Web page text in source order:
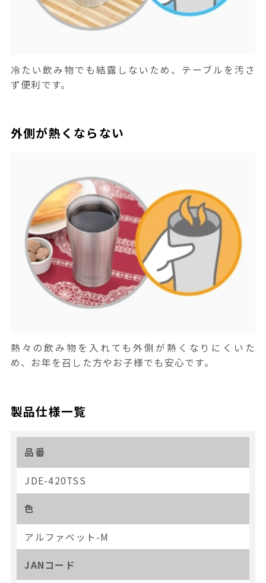
冷たい飲み物でも結露しないため、テーブルを汚さ
ず便利です。
外側が熱くならない
熱々の飲み物を入れても外側が熱くなりにくいた
め、お年を召した方やお子様でも安心です。
製品仕様一覧
品番
JDE-420TSS
色
アルファベット-M
JANコード